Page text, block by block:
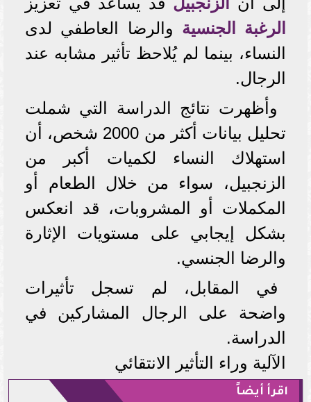
الرغبة الجنسية والرضا العاطفي لدى
النساء، بينما لم يُلاحظ تأثير مشابه عند
الرجال.
وأظهرت نتائج الدراسة التي شملت
تحليل بيانات أكثر من 2000 شخص، أن
استهلاك النساء لكميات أكبر من
الزنجبيل، سواء من خلال الطعام أو
المكملات أو المشروبات، قد انعكس
بشكل إيجابي على مستويات الإثارة
والرضا الجنسي.
في المقابل، لم تسجل تأثيرات
واضحة على الرجال المشاركين في
الدراسة.
الآلية وراء التأثير الانتقائي
اقرأ أيضاً